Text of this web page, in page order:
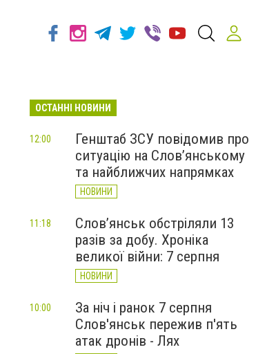
ОСТАННІ НОВИНИ
Генштаб ЗСУ повідомив про
ситуацію на Слов’янському
та найближчих напрямках
НОВИНИ
12:00
Слов’янськ обстріляли 13
разів за добу. Хроніка
великої війни: 7 серпня
НОВИНИ
11:18
За ніч і ранок 7 серпня
Слов'янськ пережив п'ять
атак дронів - Лях
10:00